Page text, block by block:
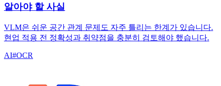
알아야 할 사실
VLM은 쉬운 공간 관계 문제도 자주 틀리는 한계가 있습니다.
현업 적용 전 정확성과 취약점을 충분히 검토해야 했습니다.
AI#OCR